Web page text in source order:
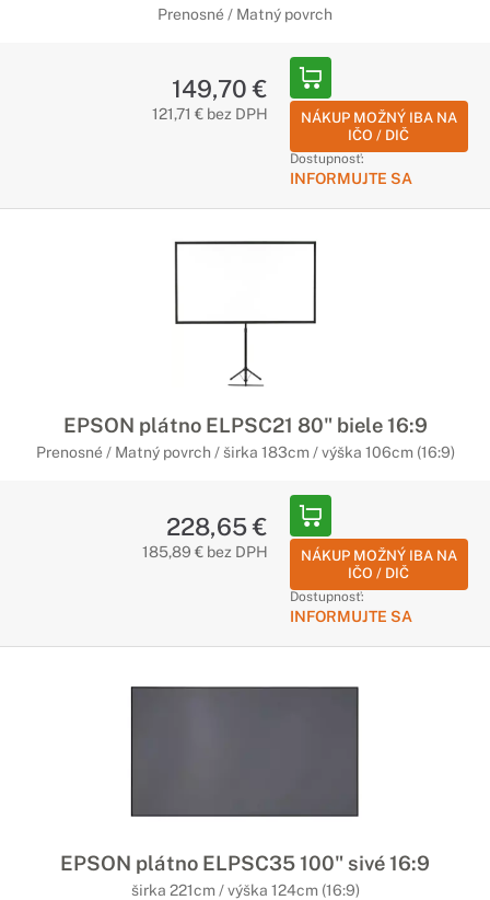
Prenosné / Matný povrch
149,70 €
121,71 € bez DPH
NÁKUP MOŽNÝ IBA NA
IČO / DIČ
Dostupnosť:
INFORMUJTE SA
EPSON plátno ELPSC21 80" biele 16:9
Prenosné / Matný povrch / širka 183cm / výška 106cm (16:9)
228,65 €
185,89 € bez DPH
NÁKUP MOŽNÝ IBA NA
IČO / DIČ
Dostupnosť:
INFORMUJTE SA
EPSON plátno ELPSC35 100" sivé 16:9
širka 221cm / výška 124cm (16:9)